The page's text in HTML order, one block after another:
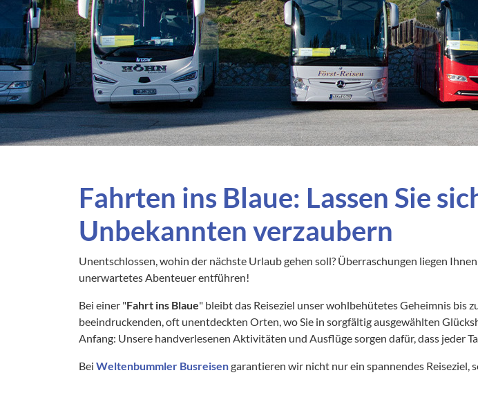
Deutschland
Frankreich
Griechenland
Großbritannien
Irland
Italien
Kroatien
Slowakei
Slowenien
Spanien
Tschechien
Ungarn
Fahrten ins Blaue: Lassen Sie
Unbekannten verzaubern
Unentschlossen, wohin der nächste Urlaub gehen soll? Überraschungen liegen
unerwartetes Abenteuer entführen!
Bei einer "Fahrt ins Blaue" bleibt das Reiseziel unser wohlbehütetes Geheimnis bis
beeindruckenden, oft unentdeckten Orten, wo Sie in sorgfältig ausgewählten
Anfang: Unsere handverlesenen Aktivitäten und Ausflüge sorgen dafür, dass jeder
Bei Weltenbummler Busreisengarantieren wir nicht nur ein spannendes Reiseziel,